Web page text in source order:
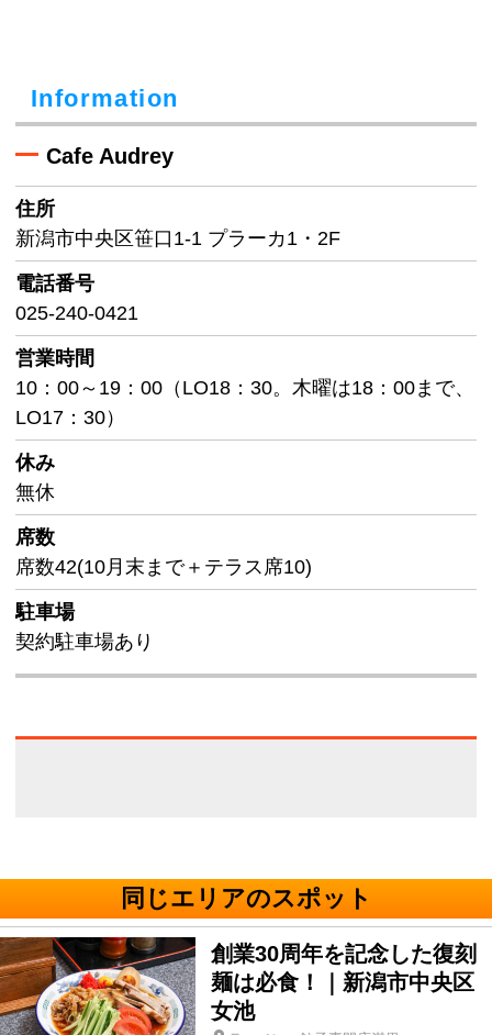
Information
Cafe Audrey
住所
新潟市中央区笹口1-1 プラーカ1・2F
電話番号
025-240-0421
営業時間
10：00～19：00（LO18：30。木曜は18：00まで、
LO17：30）
休み
無休
席数
席数42(10月末まで＋テラス席10)
駐車場
契約駐車場あり
同じエリアのスポット
創業30周年を記念した復刻
麺は必食！｜新潟市中央区
女池